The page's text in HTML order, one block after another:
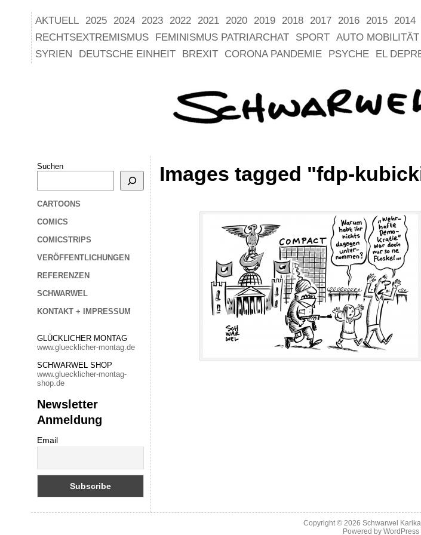
AKTUELL 2025 2024 2023 2022 2021 2020 2019 2018 2017 2016 2015 2014
RECHTSEXTREMISMUS
FEMINISMUS PATRIARCHAT SPORT AUTO MOBILITÄT
SYRIEN
DEUTSCHE EINHEIT BREXIT CORONA PANDEMIE PSYCHE EL
Suchen
CARTOONS
COMICS
COMICSTRIPS
VERÖFFENTLICHUNGEN
REFERENZEN
SCHWARWEL
KONTAKT + IMPRESSUM
GLÜCKLICHER MONTAG
www.gluecklicher-montag.de
SCHWARWEL SHOP
www.gluecklicher-montag-
shop.de
Newsletter
Anmeldung
Email
Images tagged "fdp-
Copyright © 2026 Schwarwel
Powered by WordPress